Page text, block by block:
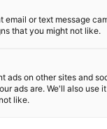
email or text message
that you might not like.
ads on other sites and
ads are. We'll also use
like.